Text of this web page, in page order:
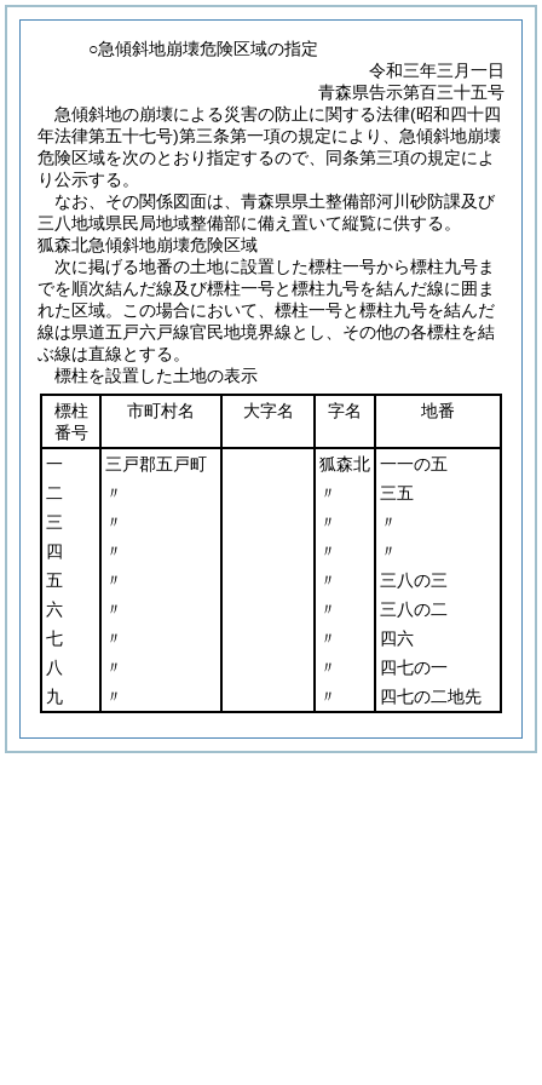
○急傾斜地崩壊危険区域の指定
令和三年三月一日
青森県告示第百三十五号
急傾斜地の崩壊による災害の防止に関する法律(昭和四十四
年法律第五十七号)第三条第一項の規定により、急傾斜地崩壊
危険区域を次のとおり指定するので、同条第三項の規定によ
り公示する。
なお、その関係図面は、青森県県土整備部河川砂防課及び
三八地域県民局地域整備部に備え置いて縦覧に供する。
狐森北急傾斜地崩壊危険区域
次に掲げる地番の土地に設置した標柱一号から標柱九号ま
でを順次結んだ線及び標柱一号と標柱九号を結んだ線に囲ま
れた区域。この場合において、標柱一号と標柱九号を結んだ
線は県道五戸六戸線官民地境界線とし、その他の各標柱を結
ぶ線は直線とする。
標柱を設置した土地の表示
標柱
番号
市町村名 大字名 字名 地番
一 三戸郡五戸町 狐森北 一一の五
二
〃 〃
三五
三
〃 〃
〃
四
〃 〃
〃
五
〃 〃
三八の三
六
〃 〃
三八の二
七
〃 〃
四六
八
〃 〃
四七の一
九
〃 〃 四七の二地先